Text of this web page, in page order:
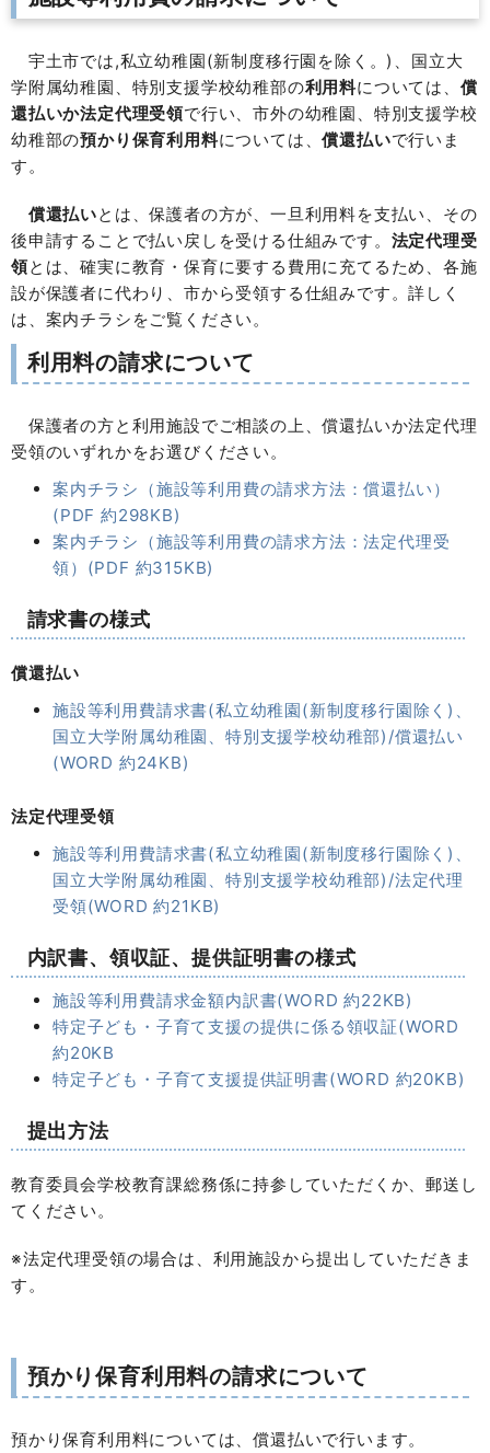
宇土市では,私立幼稚園(新制度移行園を除く。)、国立大
学附属幼稚園、特別支援学校幼稚部の利用料については、 償
還払いか法定代理受領で行い、市外の幼稚園、特別支援学校
幼稚部の預かり保育利用料については、償還払いで行いま
す。
償還払いとは、保護者の方が、一旦利用料を支払い、その
後申請することで払い戻しを受ける仕組みです。 法定代理受
領とは、確実に教育・保育に要する費用に充てるため、各施
設が保護者に代わり、市から受領する仕組みです。詳しく
は、案内チラシをご覧ください。
利用料の請求について
保護者の方と利用施設でご相談の上、償還払いか法定代理
受領のいずれかをお選びください。
案内チラシ（施設等利用費の請求方法：償還払い）
(PDF 約298KB)
案内チラシ（施設等利用費の請求方法：法定代理受
領）(PDF 約315KB)
請求書の様式
償還払い
施設等利用費請求書(私立幼稚園(新制度移行園除く)、
国立大学附属幼稚園、特別支援学校幼稚部)/償還払い
(WORD 約24KB)
法定代理受領
施設等利用費請求書(私立幼稚園(新制度移行園除く)、
国立大学附属幼稚園、特別支援学校幼稚部)/法定代理
受領(WORD 約21KB)
内訳書、領収証、提供証明書の様式
施設等利用費請求金額内訳書(WORD 約22KB)
特定子ども・子育て支援の提供に係る領収証(WORD
約20KB
特定子ども・子育て支援提供証明書(WORD 約20KB)
提出方法
教育委員会学校教育課総務係に持参していただくか、郵送し
てください。
※法定代理受領の場合は、利用施設から提出していただきま
す。
預かり保育利用料の請求について
預かり保育利用料については、償還払いで行います。